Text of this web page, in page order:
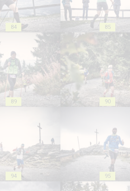
84 85
89 90
94 95